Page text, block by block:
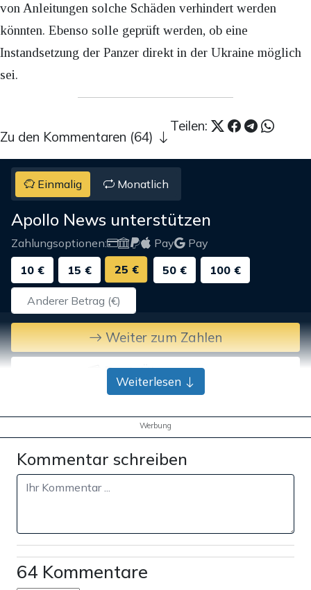
von Anleitungen solche Schäden verhindert werden
könnten. Ebenso solle geprüft werden, ob eine
Instandsetzung der Panzer direkt in der Ukraine möglich
sei.
Teilen:
Zu den Kommentaren (64)
Einmalig Monatlich
Apollo News unterstützen
Zahlungsoptionen: Pay
Pay
10 €
15 € 25 € 50 € 100 €
Weiter zum Zahlen
Bank-Überweisung
Weiterlesen
Werbung
Kommentar schreiben
64 Kommentare